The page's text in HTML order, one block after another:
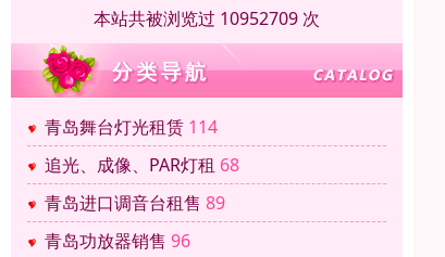
本站共被浏览过 10952709 次
青岛舞台灯光租赁 114
追光、成像、PAR灯租 68
青岛进口调音台租售 89
青岛功放器销售 96